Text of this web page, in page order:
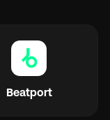
Beatport